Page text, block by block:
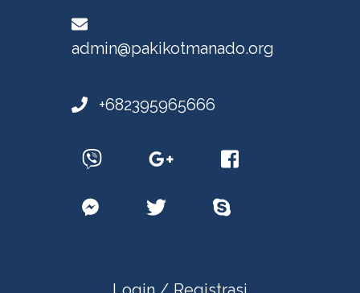
admin@pakikotmanado.org
+682395965666